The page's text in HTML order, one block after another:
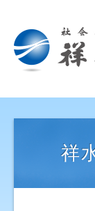
祥